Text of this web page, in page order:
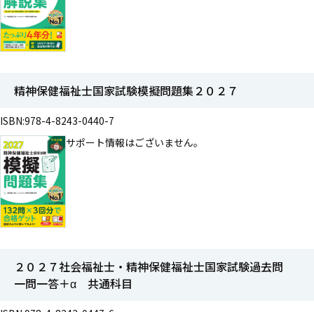
精神保健福祉士国家試験模擬問題集２０２７
ISBN:978-4-8243-0440-7
サポート情報はございません。
２０２７社会福祉士・精神保健福祉士国家試験過去問
一問一答＋α 共通科目